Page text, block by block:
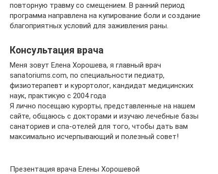
повторную травму со смещением. В ранний период
программа направлена на купирование боли и создание
благоприятных условий для заживления раны.
Консультация врача
Меня зовут Елена Хорошева, я главный врач
sanatoriums.com, по специальности педиатр,
физиотерапевт и курортолог, кандидат медицинских
наук, практикую с 2004 года
Я лично посещаю курорты, представленные на нашем
сайте, общаюсь с докторами и изучаю лечебные базы
санаториев и спа-отелей для того, чтобы дать вам
максимально исчерпывающий и полезный совет!
Презентация врача Елены Хорошевой